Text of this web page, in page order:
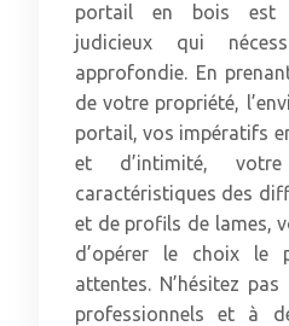
portail en bois est
judicieux qui
approfondie. En
de votre propriété,
portail, vos impératifs
et d’intimité,
caractéristiques des
et de profils de lames,
d’opérer le choix le
attentes. N’hésitez
professionnels et à